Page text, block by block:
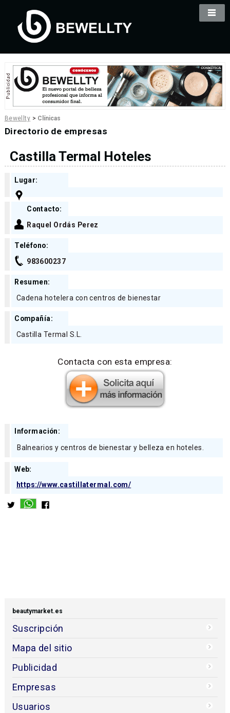
Bewellty > Clínicas
Directorio de empresas
Castilla Termal Hoteles
Lugar:
Contacto:
Raquel Ordás Perez
Teléfono:
983600237
Resumen:
Cadena hotelera con centros de bienestar
Compañía:
Castilla Termal S.L.
Contacta con esta empresa:
Información:
Balnearios y centros de bienestar y belleza en hoteles.
Web:
https://www.castillatermal.com/
beautymarket.es
Suscripción
Mapa del sitio
Publicidad
Empresas
Usuarios